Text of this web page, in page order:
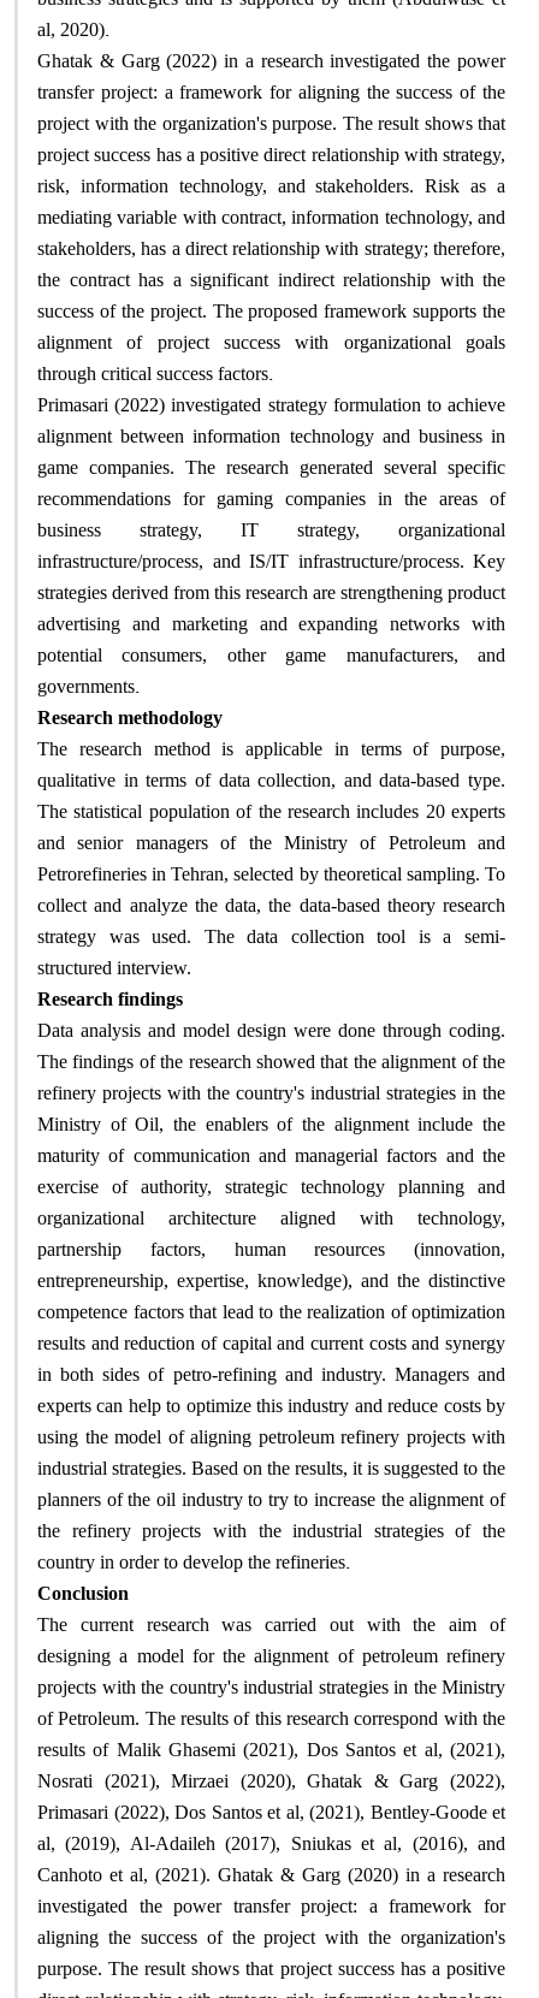
al, 2020).
Ghatak & Garg (2022) in a research investigated the power
transfer project: a framework for aligning the success of the
project with the organization's purpose. The result shows that
project success has a positive direct relationship with strategy,
risk, information technology, and stakeholders. Risk as a
mediating variable with contract, information technology, and
stakeholders, has a direct relationship with strategy; therefore,
the contract has a significant indirect relationship with the
success of the project. The proposed framework supports the
alignment of project success with organizational goals
through critical success factors.
Primasari (2022) investigated strategy formulation to achieve
alignment between information technology and business in
game companies. The research generated several specific
recommendations for gaming companies in the areas of
business strategy, IT strategy, organizational
infrastructure/process, and IS/IT infrastructure/process. Key
strategies derived from this research are strengthening product
advertising and marketing and expanding networks with
potential consumers, other game manufacturers, and
governments.
Research methodology
The research method is applicable in terms of purpose,
qualitative in terms of data collection, and data-based type.
The statistical population of the research includes 20 experts
and senior managers of the Ministry of Petroleum and
Petrorefineries in Tehran, selected by theoretical sampling. To
collect and analyze the data, the data-based theory research
strategy was used. The data collection tool is a semi-
structured interview.
Research findings
Data analysis and model design were done through coding.
The findings of the research showed that the alignment of the
refinery projects with the country's industrial strategies in the
Ministry of Oil, the enablers of the alignment include the
maturity of communication and managerial factors and the
exercise of authority, strategic technology planning and
organizational architecture aligned with technology,
partnership factors, human resources (innovation,
entrepreneurship, expertise, knowledge), and the distinctive
competence factors that lead to the realization of optimization
results and reduction of capital and current costs and synergy
in both sides of petro-refining and industry. Managers and
experts can help to optimize this industry and reduce costs by
using the model of aligning petroleum refinery projects with
industrial strategies. Based on the results, it is suggested to the
planners of the oil industry to try to increase the alignment of
the refinery projects with the industrial strategies of the
country in order to develop the refineries.
Conclusion
The current research was carried out with the aim of
designing a model for the alignment of petroleum refinery
projects with the country's industrial strategies in the Ministry
of Petroleum. The results of this research correspond with the
results of Malik Ghasemi (2021), Dos Santos et al, (2021),
Nosrati (2021), Mirzaei (2020), Ghatak & Garg (2022),
Primasari (2022), Dos Santos et al, (2021), Bentley-Goode et
al, (2019), Al-Adaileh (2017), Sniukas et al, (2016), and
Canhoto et al, (2021). Ghatak & Garg (2020) in a research
investigated the power transfer project: a framework for
aligning the success of the project with the organization's
purpose. The result shows that project success has a positive